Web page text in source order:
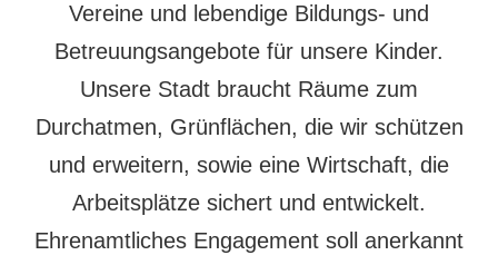
Vereine und lebendige Bildungs- und
Betreuungsangebote für unsere Kinder.
Unsere Stadt braucht Räume zum
Durchatmen, Grünflächen, die wir schützen
und erweitern, sowie eine Wirtschaft, die
Arbeitsplätze sichert und entwickelt.
Ehrenamtliches Engagement soll anerkannt